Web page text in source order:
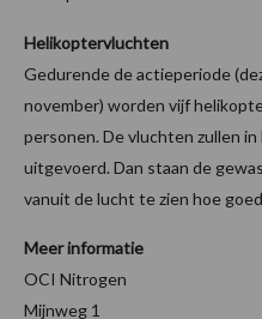
Helikoptervluchten
Gedurende de actieperiode
november) worden vijf
personen. De vluchten zullen
uitgevoerd. Dan staan de
vanuit de lucht te zien hoe
Meer informatie
OCI Nitrogen
Mijnweg 1